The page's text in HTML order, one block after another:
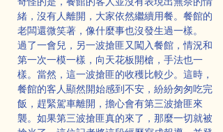
緒，沒有人離開，大家依然繼續用餐。餐館的
老闆還微笑著，像什麼事也沒發生過一樣。
過了一會兒，另一波搶匪又闖入餐館，情況和
第一次一模一樣，向天花板開槍，手法也一
樣。當然，這一波搶匪的收穫比較少。這時，
餐館的客人顯然開始感到不安，紛紛匆匆吃完
飯，趕緊駕車離開，擔心會有第三波搶匪來
襲。如果第三波搶匪真的來了，那麼一切就被